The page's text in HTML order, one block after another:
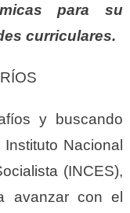
para su
curriculares.
y buscando
Nacional
(INCES),
avanzar con el